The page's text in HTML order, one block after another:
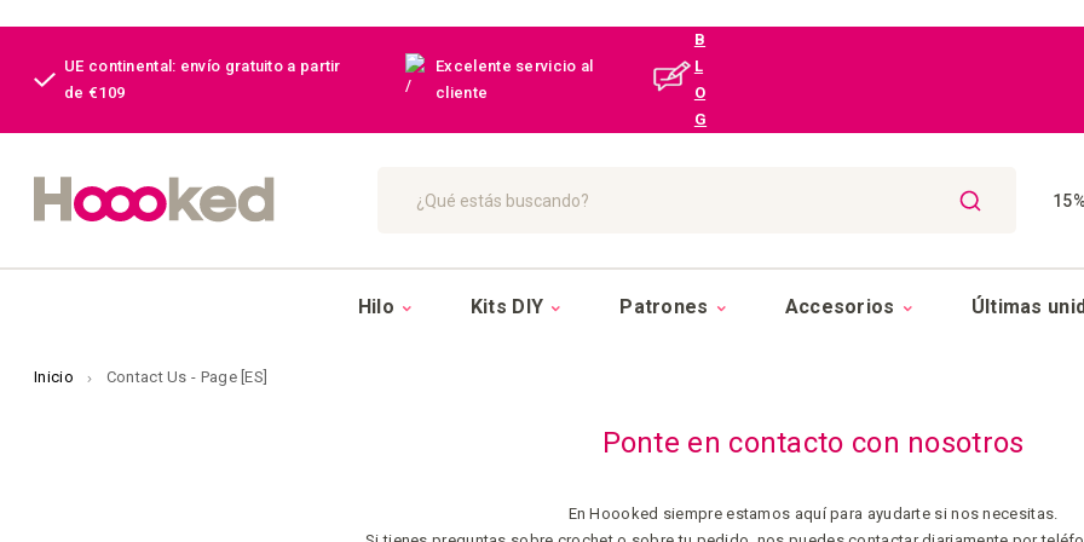
UE continental: envío gratuito a partir
de €109
Excelente servicio al
cliente
B
L
O
G
Buscar
Hilo Kits DIY Patrones Accesorios Últimas
Inicio Contact Us - Page [ES]
Ponte en contacto con nosotros
En Hoooked siempre estamos aquí para ayudarte si nos necesitas.